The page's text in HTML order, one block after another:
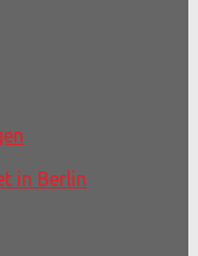
in Berlin